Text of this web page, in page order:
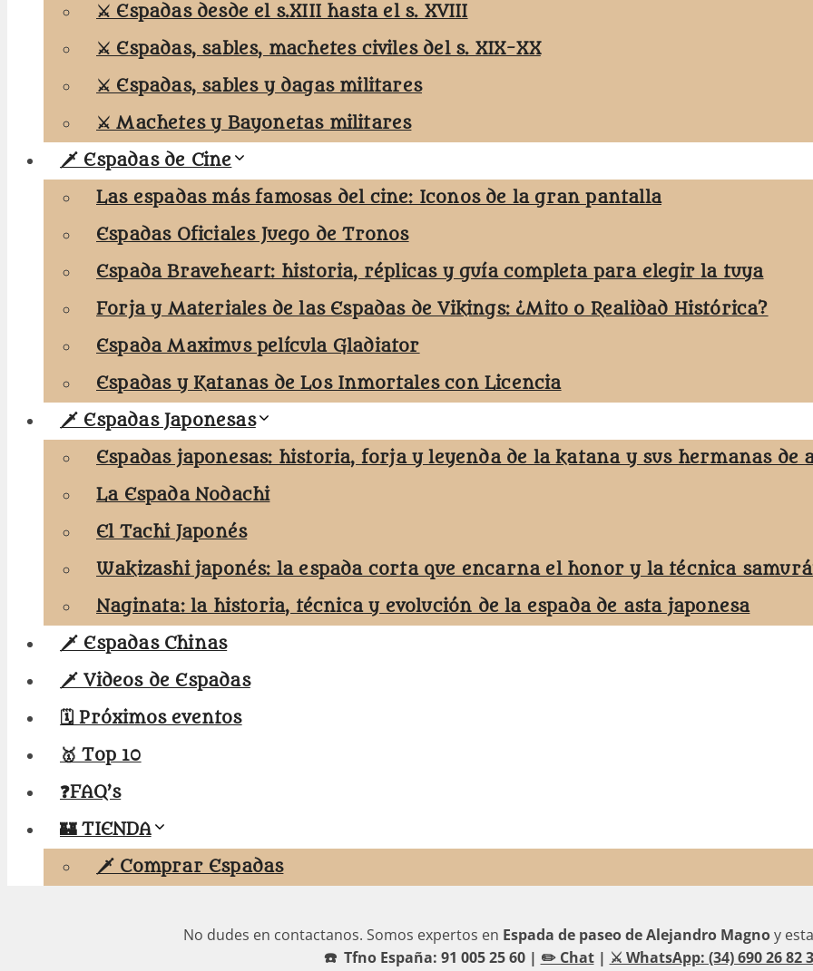
⚔️ Espadas desde el s.XIII hasta el s. XVIII
⚔️ Espadas, sables, machetes civiles del s. XIX-XX
⚔️ Espadas, sables y dagas militares
⚔️ Machetes y Bayonetas militares
🗡️ Espadas de Cine
Las espadas más famosas del cine: Iconos de la gran pantalla
Espadas Oficiales Juego de Tronos
Espada Braveheart: historia, réplicas y guía completa para elegir la tuya
Forja y Materiales de las Espadas de Vikings: ¿Mito o Realidad Histórica?
Espada Maximus película Gladiator
Espadas y Katanas de Los Inmortales con Licencia
🗡️ Espadas Japonesas
Espadas japonesas: historia, forja y leyenda de la katana y sus hermanas de
La Espada Nodachi
El Tachi Japonés
Wakizashi japonés: la espada corta que encarna el honor y la técnica
Naginata: la historia, técnica y evolución de la espada de asta japonesa
🗡️ Espadas Chinas
🗡️ Videos de Espadas
🗓️ Próximos eventos
🥇 Top 10
❓FAQ’s
🏰 TIENDA
🗡️ Comprar Espadas
No dudes en contactanos. Somos expertos en Espada de paseo de Alejandro Magnoy
☎️ Tfno España: 91 005 25 60 | ✏️ Chat| ⚔️ WhatsApp: (34) 690 26 82